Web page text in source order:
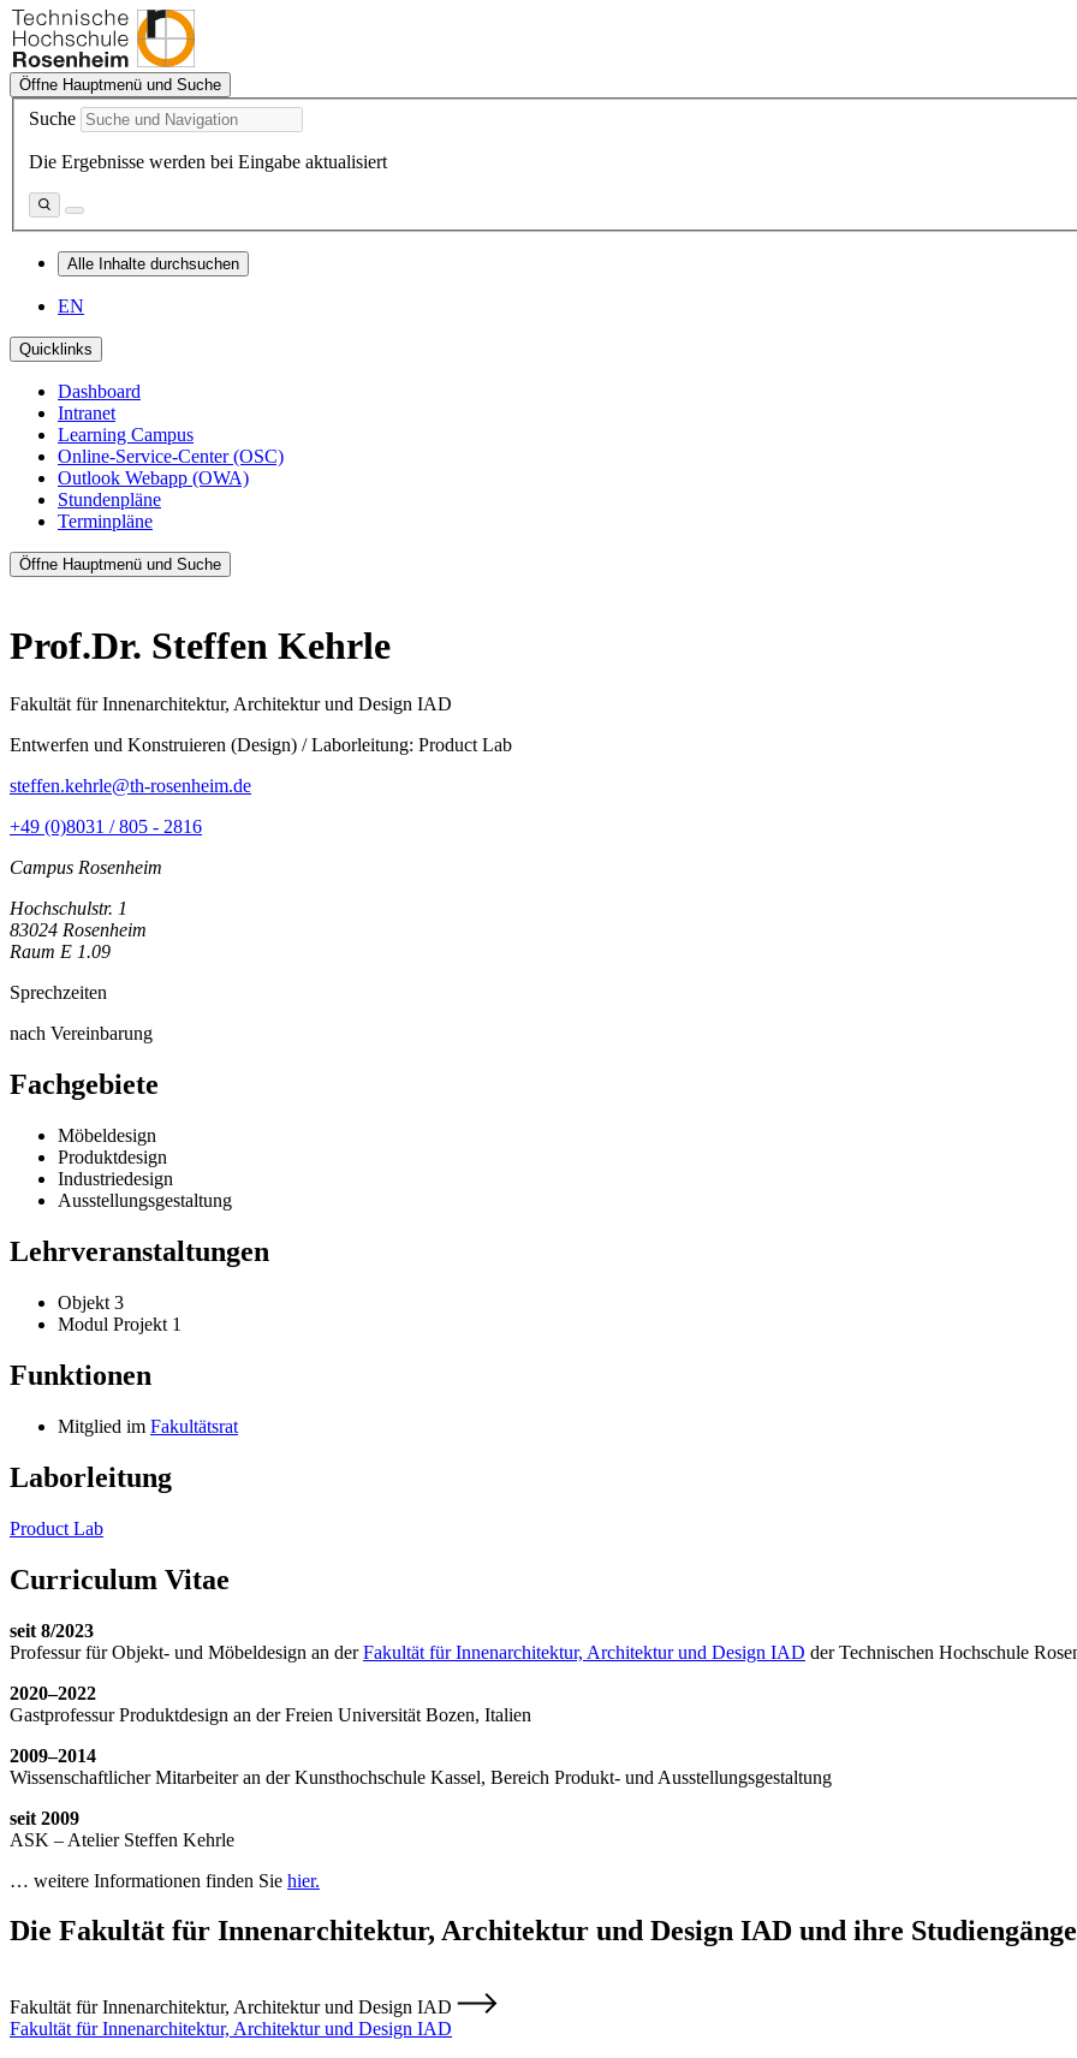
Öffne Hauptmenü und Suche
Suche
Die Ergebnisse werden bei Eingabe aktualisiert
Alle Inhalte durchsuchen
EN
Quicklinks
Dashboard
Intranet
Learning Campus
Online-Service-Center (OSC)
Outlook Webapp (OWA)
Stundenpläne
Terminpläne
Öffne Hauptmenü und Suche
Prof.Dr. Steffen Kehrle
Fakultät für Innenarchitektur, Architektur und Design IAD
Entwerfen und Konstruieren (Design) / Laborleitung: Product Lab
steffen.kehrle@th-rosenheim.de
+49 (0)8031 / 805 - 2816
Campus Rosenheim
Hochschulstr. 1
83024 Rosenheim
Raum E 1.09
Sprechzeiten
nach Vereinbarung
Fachgebiete
Möbeldesign
Produktdesign
Industriedesign
Ausstellungsgestaltung
Lehrveranstaltungen
Objekt 3
Modul Projekt 1
Funktionen
Mitglied im Fakultätsrat
Laborleitung
Product Lab
Curriculum Vitae
seit 8/2023
Professur für Objekt- und Möbeldesign an derFakultät für Innenarchitektur, Architektur und Design IAD der Technischen Hochschule
2020–2022
Gastprofessur Produktdesign an der Freien Universität Bozen, Italien
2009–2014
Wissenschaftlicher Mitarbeiter an der Kunsthochschule Kassel, Bereich Produkt- und Ausstellungsgestaltung
seit 2009
ASK – Atelier Steffen Kehrle
… weitere Informationen finden Sie hier.
Die Fakultät für Innenarchitektur, Architektur und Design IAD und ihre Studiengänge
Fakultät für Innenarchitektur, Architektur und Design IAD
Fakultät für Innenarchitektur, Architektur und Design IAD